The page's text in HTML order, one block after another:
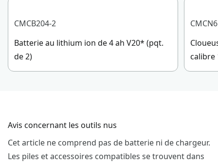
CMCB204-2
Batterie au lithium ion de 4 ah V20* (pqt.
de 2)
calibre
Avis concernant les outils nus
Cet article ne comprend pas de batterie ni de chargeur.
Les piles et accessoires compatibles se trouvent dans